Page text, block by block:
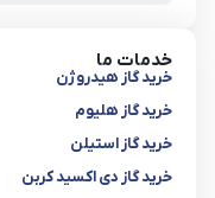
خدمات ما
خرید گاز هیدروژن
خرید گاز هلیوم
خرید گاز استیلن
خرید گاز دی اکسید کربن